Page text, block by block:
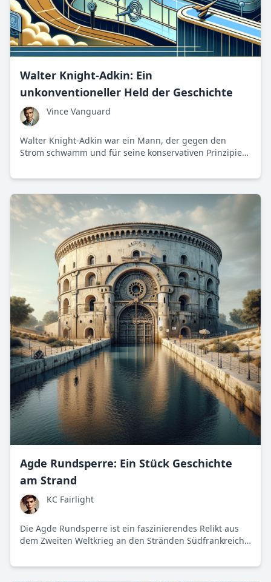
Walter Knight-Adkin: Ein
unkonventioneller Held der Geschichte
Vince Vanguard
Walter Knight-Adkin war ein Mann, der gegen den
Strom schwamm und für seine konservativen Prinzipien
seine Umwelt mit Mut und Entschlossenheit.
Agde Rundsperre: Ein Stück Geschichte
am Strand
KC Fairlight
Die Agde Rundsperre ist ein faszinierendes Relikt aus
dem Zweiten Weltkrieg an den Stränden Südfrankreichs.
über die Erhaltung solcher Bauwerke wider.